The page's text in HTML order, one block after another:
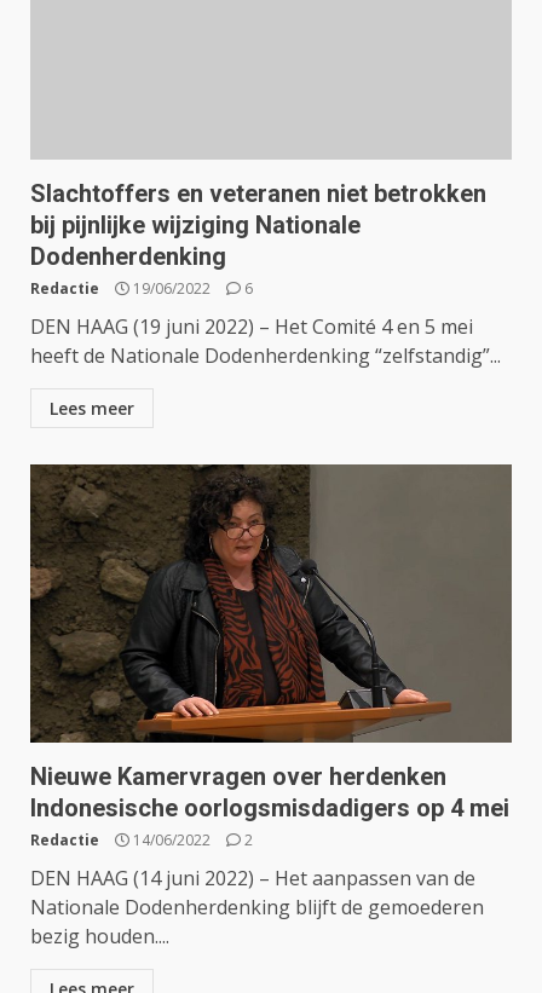
Slachtoffers en veteranen niet betrokken
bij pijnlijke wijziging Nationale
Dodenherdenking
Redactie 19/06/2022 6
DEN HAAG (19 juni 2022) – Het Comité 4 en 5 mei
heeft de Nationale Dodenherdenking “zelfstandig”...
Lees meer
Nieuwe Kamervragen over herdenken
Indonesische oorlogsmisdadigers op 4 mei
Redactie 14/06/2022 2
DEN HAAG (14 juni 2022) – Het aanpassen van de
Nationale Dodenherdenking blijft de gemoederen
bezig houden....